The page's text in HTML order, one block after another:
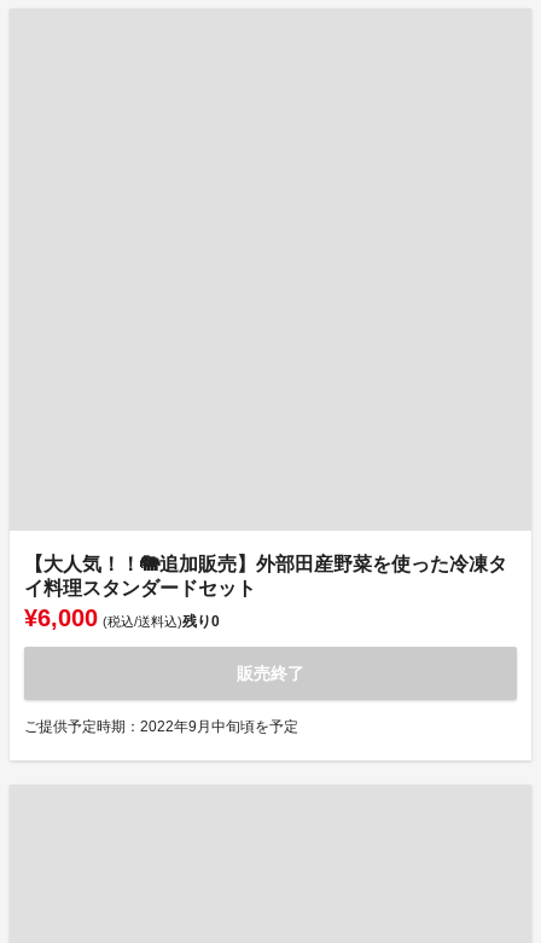
【大人気！！🐘追加販売】外部田産野菜を使った冷凍タ
イ料理スタンダードセット
¥6,000 (税込/送料込)残り0
販売終了
ご提供予定時期：2022年9月中旬頃を予定